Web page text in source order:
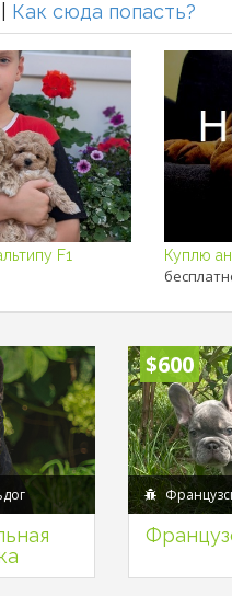
Как сюда попасть?
F1
$600